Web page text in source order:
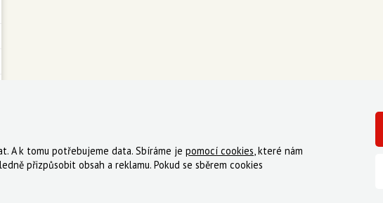
Registrace Reklamace Kde nakoupit
A k tomu potřebujeme data. Sbíráme je pomocí cookies, které nám
přizpůsobit obsah a reklamu. Pokud se sběrem cookies